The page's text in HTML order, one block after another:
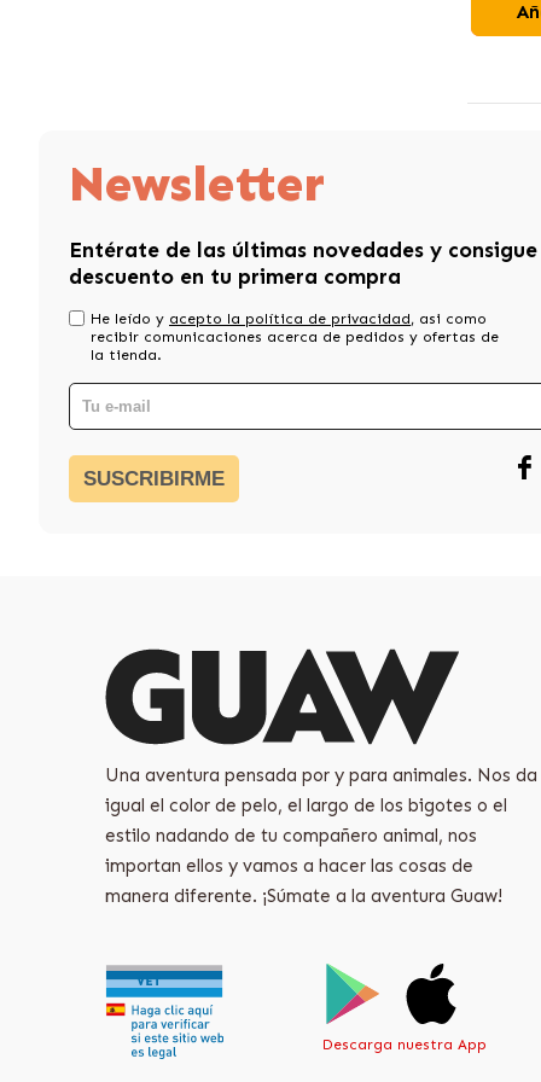
Newsletter
Entérate de las últimas novedades y consigue
descuento en tu primera compra
He leído y acepto la política de privacidad, asi como
recibir comunicaciones acerca de pedidos y ofertas de
la tienda.
SUSCRIBIRME
Una aventura pensada por y para animales. Nos da
igual el color de pelo, el largo de los bigotes o el
estilo nadando de tu compañero animal, nos
importan ellos y vamos a hacer las cosas de
manera diferente. ¡Súmate a la aventura Guaw!
Descarga nuestra App